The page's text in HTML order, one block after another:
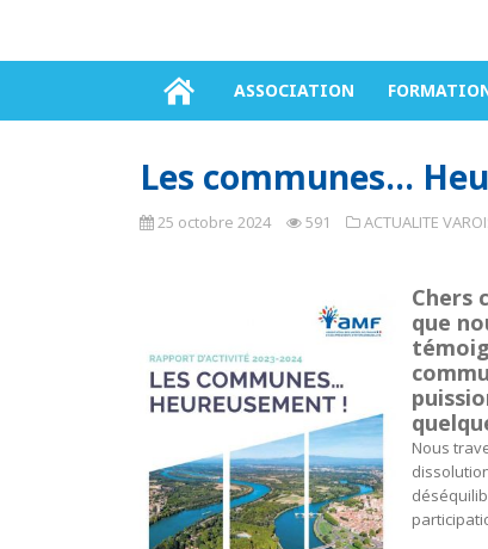
ASSOCIATION
Les communes…
25 octobre 2024 591 ACTUALITE
Chers
que
Nous